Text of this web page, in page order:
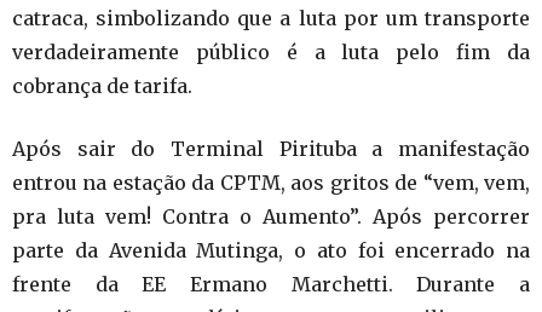
catraca, simbolizando que a luta por um transporte
verdadeiramente público é a luta pelo fim da
cobrança de tarifa.
Após sair do Terminal Pirituba a manifestação
entrou na estação da CPTM, aos gritos de “vem, vem,
pra luta vem! Contra o Aumento”. Após percorrer
parte da Avenida Mutinga, o ato foi encerrado na
frente da EE Ermano Marchetti. Durante a